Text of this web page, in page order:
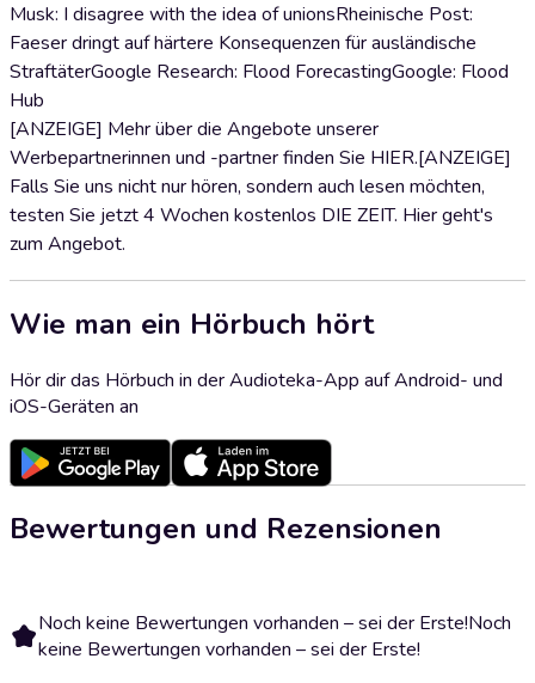
Musk: I disagree with the idea of unionsRheinische Post:
Faeser dringt auf härtere Konsequenzen für ausländische
StraftäterGoogle Research: Flood ForecastingGoogle: Flood
Hub
[ANZEIGE] Mehr über die Angebote unserer
Werbepartnerinnen und -partner finden Sie HIER.[ANZEIGE]
Falls Sie uns nicht nur hören, sondern auch lesen möchten,
testen Sie jetzt 4 Wochen kostenlos DIE ZEIT. Hier geht's
zum Angebot.
Wie man ein Hörbuch hört
Hör dir das Hörbuch in der Audioteka-App auf Android- und
iOS-Geräten an
Bewertungen und Rezensionen
Noch keine Bewertungen vorhanden – sei der Erste!Noch
keine Bewertungen vorhanden – sei der Erste!